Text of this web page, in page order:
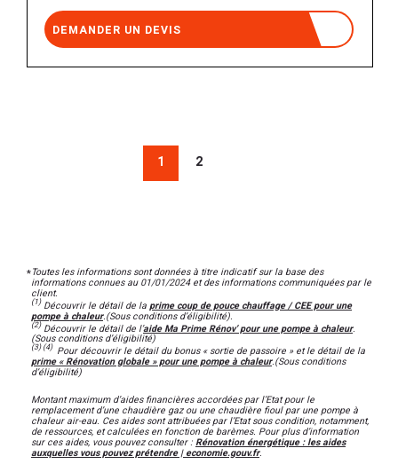
DEMANDER UN DEVIS
1 2
*Toutes les informations sont données à titre indicatif sur la base des
informations connues au 01/01/2024 et des informations communiquées par le
client.
(1)Découvrir le détail de la prime coup de pouce chauffage / CEE pour une
pompe à chaleur.(Sous conditions d’éligibilité).
(2)Découvrir le détail de l’aide Ma Prime Rénov’ pour une pompe à chaleur.
(Sous conditions d’éligibilité)
(3) (4) Pour découvrir le détail du bonus « sortie de passoire » et le détail de la
prime « Rénovation globale » pour une pompe à chaleur.(Sous conditions
d’éligibilité)
Montant maximum d’aides financières accordées par l’Etat pour le
remplacement d’une chaudière gaz ou une chaudière fioul par une pompe à
chaleur air-eau. Ces aides sont attribuées par l’Etat sous condition, notamment,
de ressources, et calculées en fonction de barèmes. Pour plus d’information
sur ces aides, vous pouvez consulter : Rénovation énergétique : les aides
auxquelles vous pouvez prétendre | economie.gouv.fr.